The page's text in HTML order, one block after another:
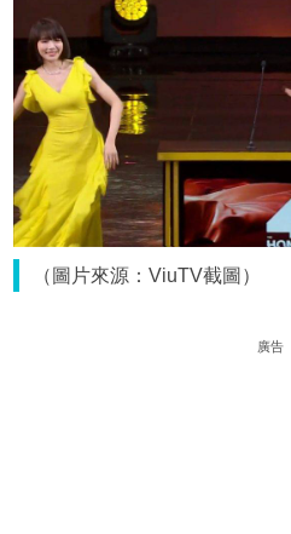
（圖片來源：ViuTV截圖）
廣告